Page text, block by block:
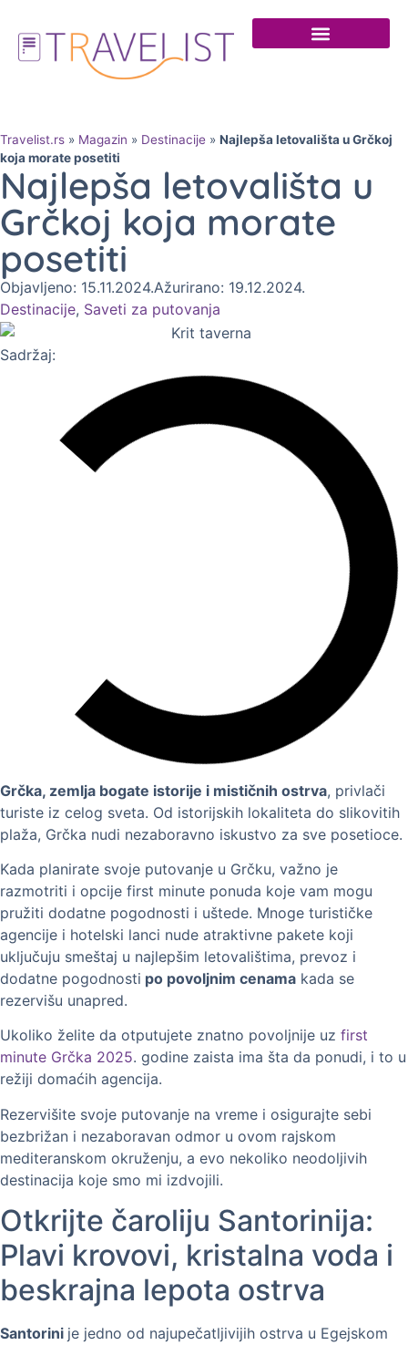
Travelist.rs » Magazin » Destinacije » Najlepša letovališta u Grčkoj
koja morate posetiti
Najlepša letovališta u
Grčkoj koja morate
posetiti
Objavljeno: 15.11.2024.Ažurirano: 19.12.2024.
Destinacije, Saveti za putovanja
Sadržaj:
Grčka, zemlja bogate istorije i mističnih ostrva, privlači
turiste iz celog sveta. Od istorijskih lokaliteta do slikovitih
plaža, Grčka nudi nezaboravno iskustvo za sve posetioce.
Kada planirate svoje putovanje u Grčku, važno je
razmotriti i opcije first minute ponuda koje vam mogu
pružiti dodatne pogodnosti i uštede. Mnoge turističke
agencije i hotelski lanci nude atraktivne pakete koji
uključuju smeštaj u najlepšim letovalištima, prevoz i
dodatne pogodnosti po povoljnim cenama kada se
rezervišu unapred.
Ukoliko želite da otputujete znatno povoljnije uz first
minute Grčka 2025. godine zaista ima šta da ponudi, i to u
režiji domaćih agencija.
Rezervišite svoje putovanje na vreme i osigurajte sebi
bezbrižan i nezaboravan odmor u ovom rajskom
mediteranskom okruženju, a evo nekoliko neodoljivih
destinacija koje smo mi izdvojili.
Otkrijte čaroliju Santorinija:
Plavi krovovi, kristalna voda i
beskrajna lepota ostrva
Santorini je jedno od najupečatljivijih ostrva u Egejskom